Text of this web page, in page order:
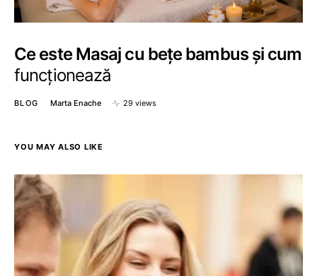
Ce este Masaj cu bețe bambus și cum
funcționează
BLOG Marta Enache 29 views
YOU MAY ALSO LIKE